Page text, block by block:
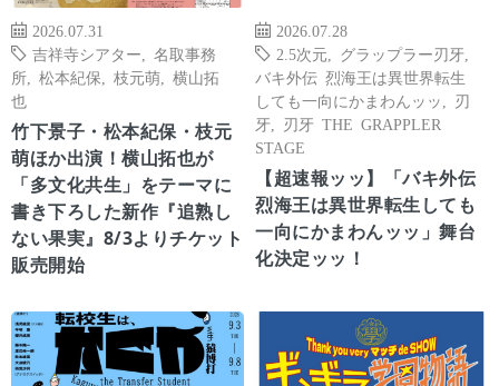
2026.07.31
吉祥寺シアター
名取事務
所
松本紀保 枝元萌
横山拓
也
竹下景子・松本紀保・枝元
萌ほか出演！横山拓也が
「多文化共生」をテーマに
書き下ろした新作『追熟し
ない果実』8/3よりチケット
販売開始
2026.07.28
2.5次元
グラップラー刃牙
バキ外伝 烈海王は異世界転生
しても一向にかまわんッッ
刃
牙
刃牙 THE GRAPPLER
STAGE
【超速報ッッ】「バキ外伝
烈海王は異世界転生しても
一向にかまわんッッ」舞台
化決定ッッ！